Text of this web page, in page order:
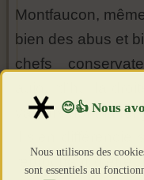
Montfaucon,
bien des abus et
chefs
valeurs dont la
reprochant d'être
Nous utilisons des
sont essentiels au